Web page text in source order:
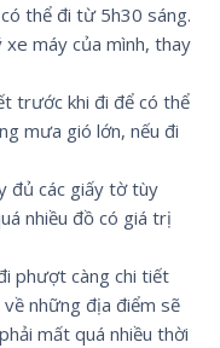
thể đi từ 5h30 sáng.
máy của mình, thay
trước khi đi để có thể
mưa gió lớn, nếu đi
đủ các giấy tờ tùy
nhiều đồ có giá trị
phượt càng chi tiết
những địa điểm sẽ
mất quá nhiều thời